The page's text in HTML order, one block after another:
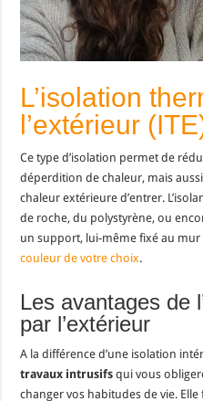
L’isolation
l’extérieur
Ce type d’isolation permet de
déperdition de chaleur, mais
chaleur extérieure d’entrer.
de roche, du polystyrène, ou
un support, lui-même fixé au mur
couleur de votre choix.
Les avantages de
par l’extérieur
A la différence d’une isolation
travaux intrusifs qui vous
changer vos habitudes de vie.